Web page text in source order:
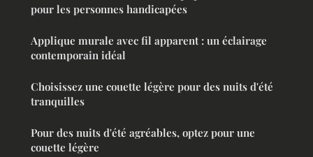
pour les personnes handicapées
Applique murale avec fil apparent : un éclairage
contemporain idéal
Choisissez une couette légère pour des nuits d'été
tranquilles
Pour des nuits d'été agréables, optez pour une
couette légère